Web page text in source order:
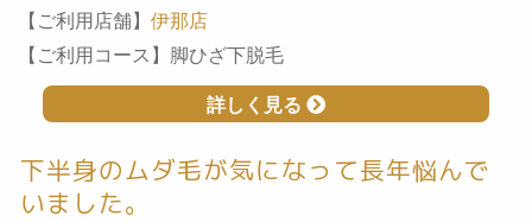
【ご利用店舗】 伊那店
【ご利用コース】脚ひざ下脱毛
詳しく見る
下半身のムダ毛が気になって長年悩んで
いました。